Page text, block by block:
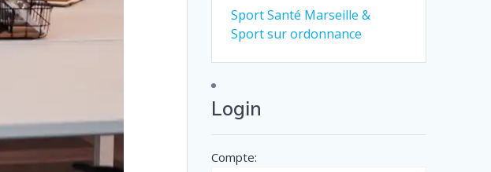
Sport Santé Marseille &
Sport sur ordonnance
Login
Compte: